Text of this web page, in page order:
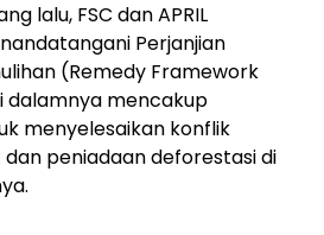
lalu, FSC dan APRIL
Perjanjian
(Remedy Framework
dalamnya mencakup
menyelesaikan konflik
peniadaan deforestasi di